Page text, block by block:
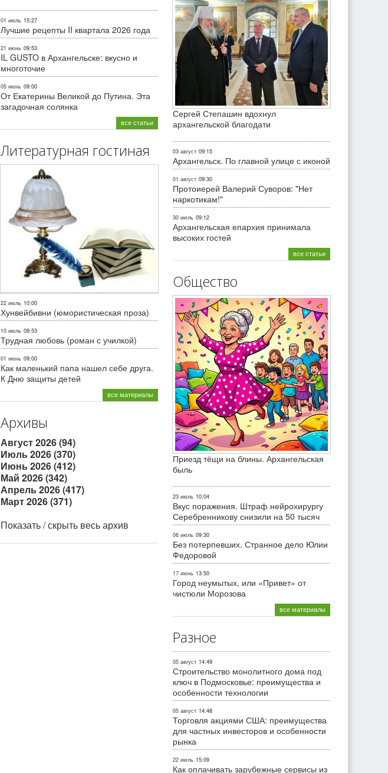
01 июль 15:27
Лучшие рецепты II квартала 2026 года
21 июнь 09:53
IL GUSTO в Архангельске: вкусно и
многоточие
05 июнь 09:00
От Екатерины Великой до Путина. Эта
загадочная солянка
все статьи
Литературная гостиная
22 июль 10:00
Хунвейбивни (юмористическая проза)
10 июль 09:53
Трудная любовь (роман с училкой)
01 июнь 09:00
Как маленький папа нашел себе друга.
К Дню защиты детей
все материалы
Архивы
Август 2026 (94)
Июль 2026 (370)
Июнь 2026 (412)
Май 2026 (342)
Апрель 2026 (417)
Март 2026 (371)
Показать / скрыть весь архив
Сергей Степашин вдохнул
архангельской благодати
03 август 09:15
Архангельск. По главной улице с иконой
01 август 09:30
Протоиерей Валерий Суворов: "Нет
наркотикам!"
30 июль 09:12
Архангельская епархия принимала
высоких гостей
все статьи
Общество
Приезд тёщи на блины. Архангельская
быль
23 июль 10:04
Вкус поражения. Штраф нейрохирургу
Серебренникову снизили на 50 тысяч
06 июль 09:30
Без потерпевших. Странное дело Юлии
Федоровой
17 июнь 13:50
Город неумытых, или «Привет» от
чистюли Морозова
все материалы
Разное
05 август 14:49
Строительство монолитного дома под
ключ в Подмосковье: преимущества и
особенности технологии
05 август 14:48
Торговля акциями США: преимущества
для частных инвесторов и особенности
рынка
22 июль 15:09
Как оплачивать зарубежные сервисы из